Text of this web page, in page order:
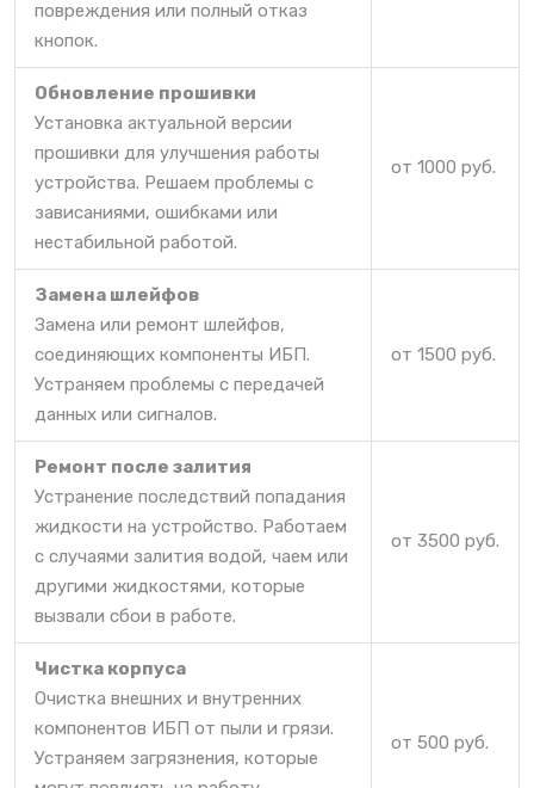
повреждения или полный отказ
кнопок.
Обновление прошивки
Установка актуальной версии
прошивки для улучшения работы
устройства. Решаем проблемы с
зависаниями, ошибками или
нестабильной работой.
от 1000 руб.
Замена шлейфов
Замена или ремонт шлейфов,
соединяющих компоненты ИБП.
Устраняем проблемы с передачей
данных или сигналов.
от 1500 руб.
Ремонт после залития
Устранение последствий попадания
жидкости на устройство. Работаем
с случаями залития водой, чаем или
другими жидкостями, которые
вызвали сбои в работе.
от 3500 руб.
Чистка корпуса
Очистка внешних и внутренних
компонентов ИБП от пыли и грязи.
Устраняем загрязнения, которые
от 500 руб.